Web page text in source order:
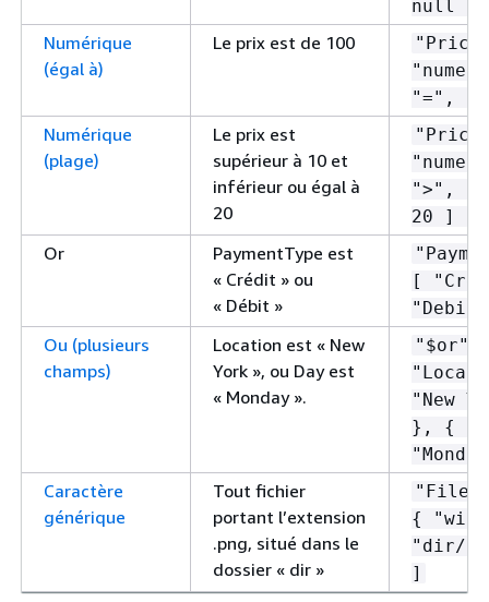
null ]
Numérique
(égal à)
Le prix est de 100
"=",
Numérique
(plage)
Le prix est
supérieur à 10 et
inférieur ou égal à
20
">",
20 ] }
Or
PaymentType est
« Crédit » ou
« Débit »
[
Ou (plusieurs
champs)
Location est « New
York », ou Day est
« Monday ».
"New
}, {
Caractère
générique
Tout fichier
portant l’extension
.png, situé dans le
dossier « dir »
{
"dir/
]